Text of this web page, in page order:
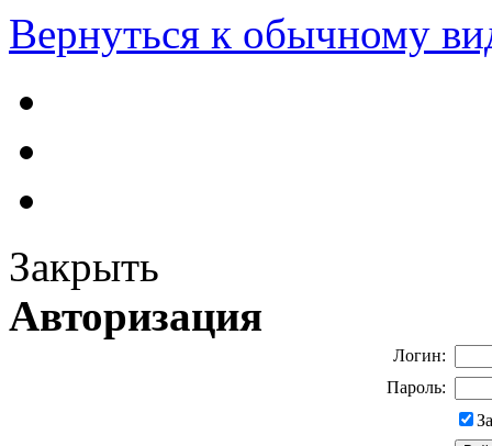
Вернуться к обычному
Закрыть
Авторизация
Логин:
Пароль: